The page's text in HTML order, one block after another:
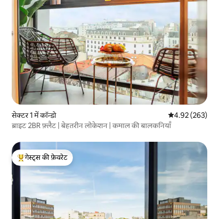
सेक्टर 1 में कॉन्डो औसत रेटिंग 5 में से
4.92 (263)
ब्राइट 2BR फ़्लैट | बेहतरीन लोकेशन | कमाल की बालकनियाँ
गेस्ट्स का टॉप फ़ेवरेट
गेस्ट्स की फ़ेवरेट